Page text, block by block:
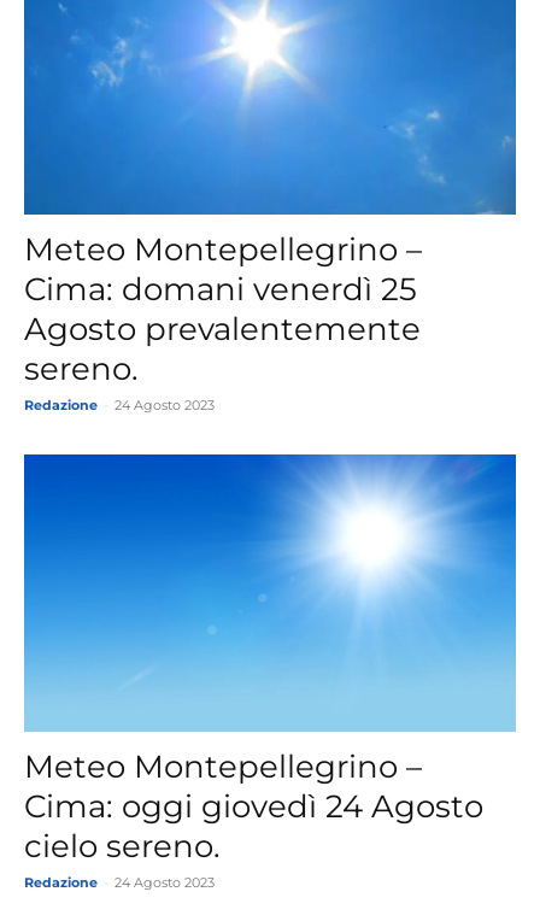
Meteo Montepellegrino –
Cima: domani venerdì 25
Agosto prevalentemente
sereno.
Redazione 24 Agosto 2023
Meteo Montepellegrino –
Cima: oggi giovedì 24 Agosto
cielo sereno.
Redazione 24 Agosto 2023